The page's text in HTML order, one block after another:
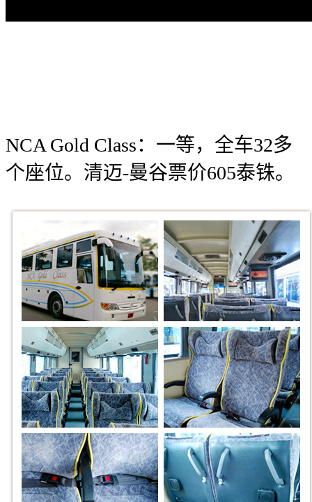
NCA Gold Class：一等，全车32多
个座位。清迈-曼谷票价605泰铢。